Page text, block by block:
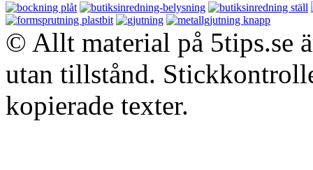
© Allt material på 5tips.se
utan tillstånd.
kopierade texter.